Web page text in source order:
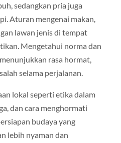
sedangkan pria juga
Aturan mengenai makan,
lawan jenis di tempat
Mengetahui norma dan
rasa hormat,
selama perjalanan.
lokal seperti etika dalam
dan cara menghormati
budaya yang
lebih nyaman dan